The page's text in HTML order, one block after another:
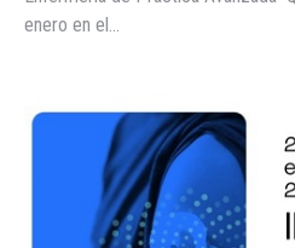
enero en el…